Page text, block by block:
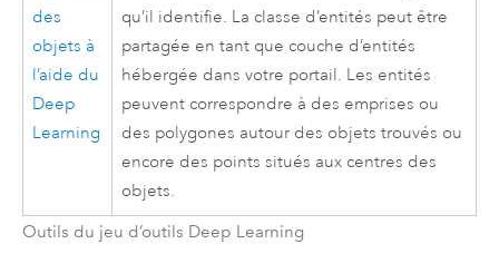
des
objets à
l’aide du
Deep
Learning
qu’il identifie. La classe d’entités peut être
partagée en tant que couche d’entités
hébergée dans votre portail. Les entités
peuvent correspondre à des emprises ou
des polygones autour des objets trouvés ou
encore des points situés aux centres des
objets.
Outils du jeu d’outils Deep Learning